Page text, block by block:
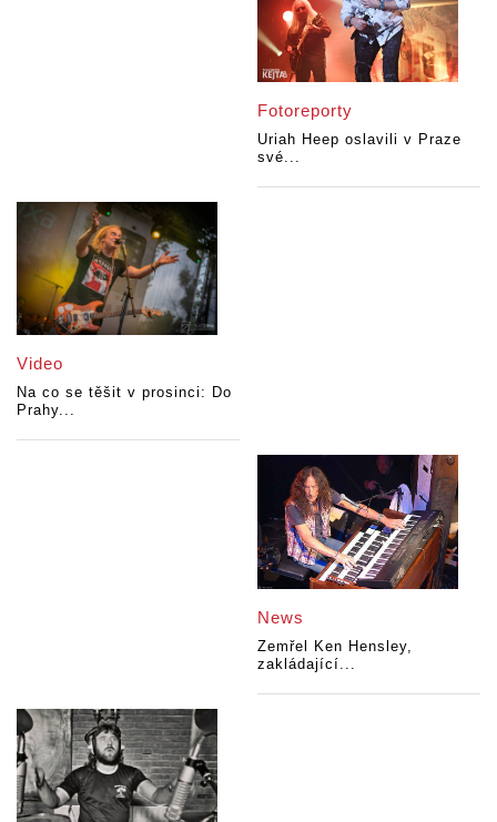
Fotoreporty
Uriah Heep oslavili v Praze
své...
Video
Na co se těšit v prosinci: Do
Prahy...
News
Zemřel Ken Hensley,
zakládající...